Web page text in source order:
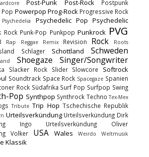
Post-Punk Post-Rock Postpunk
Pop Powerpop Prog-Rock Progressive Rock
Psychedelia Psychedelic Pop Psychedelic
Rock Punk-Pop Punkpop Punkrock PVG
Rap Reggae Remix Revision Rock
Roots
Schlager Schottland Schweden
Shoegaze Singer/Songwriter
Slacker Rock Slider Slowcore Softrock
Soundtrack Space Rock Spacegaze Spanien
Rock Südafrika Surf Pop Surfpop Swing
Pop Synthpop Synthrock Techno Tex-Mex
Tribute Trip Hop Tschechische Republik
Urteilsverkündung Urteilsverkündung Dirk
Ingo
Urteilsverkündung Oliver
Volker
USA Wales Weirdo Weltmusik
Klassik